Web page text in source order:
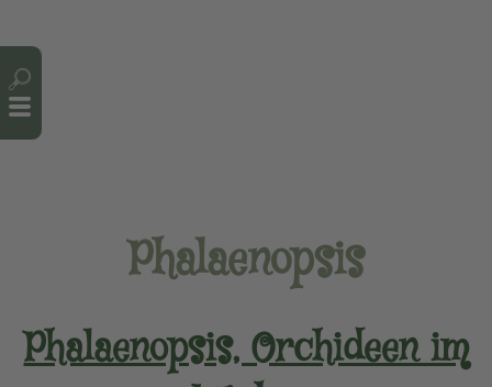
Phalaenopsis
Phalaenopsis, Orchideen im